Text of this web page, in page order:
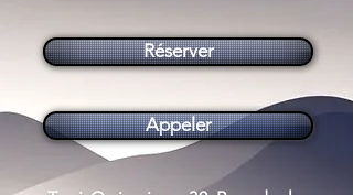
Réserver
Appeler